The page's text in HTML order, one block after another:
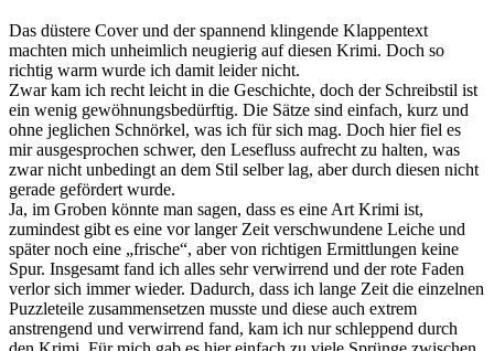
Das düstere Cover und der spannend klingende Klappentext
machten mich unheimlich neugierig auf diesen Krimi. Doch so
richtig warm wurde ich damit leider nicht.
Zwar kam ich recht leicht in die Geschichte, doch der Schreibstil ist
ein wenig gewöhnungsbedürftig. Die Sätze sind einfach, kurz und
ohne jeglichen Schnörkel, was ich für sich mag. Doch hier fiel es
mir ausgesprochen schwer, den Lesefluss aufrecht zu halten, was
zwar nicht unbedingt an dem Stil selber lag, aber durch diesen nicht
gerade gefördert wurde.
Ja, im Groben könnte man sagen, dass es eine Art Krimi ist,
zumindest gibt es eine vor langer Zeit verschwundene Leiche und
später noch eine „frische“, aber von richtigen Ermittlungen keine
Spur. Insgesamt fand ich alles sehr verwirrend und der rote Faden
verlor sich immer wieder. Dadurch, dass ich lange Zeit die einzelnen
Puzzleteile zusammensetzen musste und diese auch extrem
anstrengend und verwirrend fand, kam ich nur schleppend durch